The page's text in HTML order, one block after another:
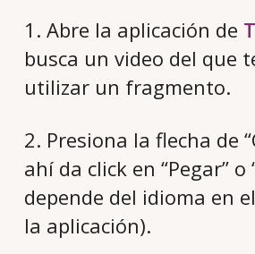
1. Abre la aplicación de
busca un video del que
utilizar un fragmento.
2. Presiona la flecha de
ahí da click en “Pegar” o
depende del idioma en
la aplicación).